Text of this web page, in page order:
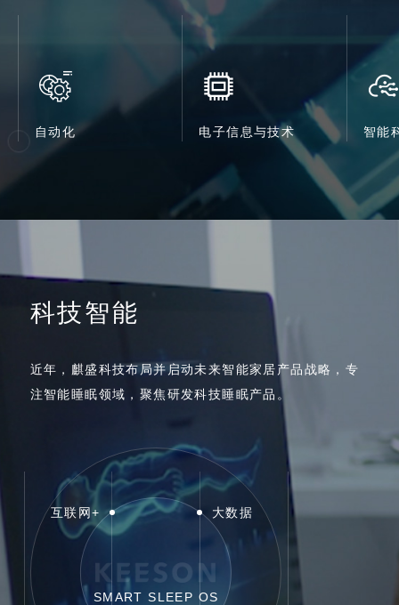
自动化 电子信息与技术 智能
科技智能
近年，麒盛科技布局并启动未来智能家居产品战略，专
注智能睡眠领域，聚焦研发科技睡眠产品。
SMART SLEEP OS
互联网+ 大数据